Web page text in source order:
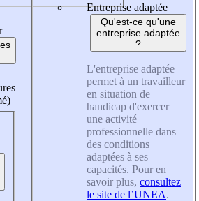
Entreprise adaptée
Qu'est-ce qu'une
entreprise adaptée
?
L'entreprise adaptée
permet à un travailleur
en situation de
handicap d'exercer
une activité
professionnelle dans
des conditions
adaptées à ses
capacités. Pour en
savoir plus, consultez
le site de l’UNEA.